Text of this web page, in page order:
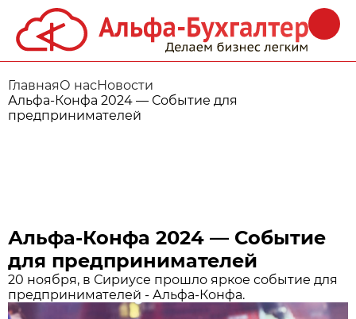
ГлавнаяО насНовости
Альфа‑Конфа 2024 — Событие для
предпринимателей
Альфа‑Конфа 2024 — Событие
для предпринимателей
20 ноября, в Сириусе прошло яркое событие для
предпринимателей - Альфа-Конфа.